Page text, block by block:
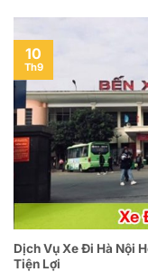
Dịch Vụ Xe Đi Hà Nội
Tiện Lợi
10
Th9